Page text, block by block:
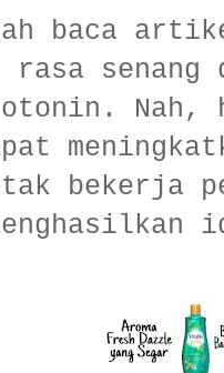
baca
rasa senang
bekerja